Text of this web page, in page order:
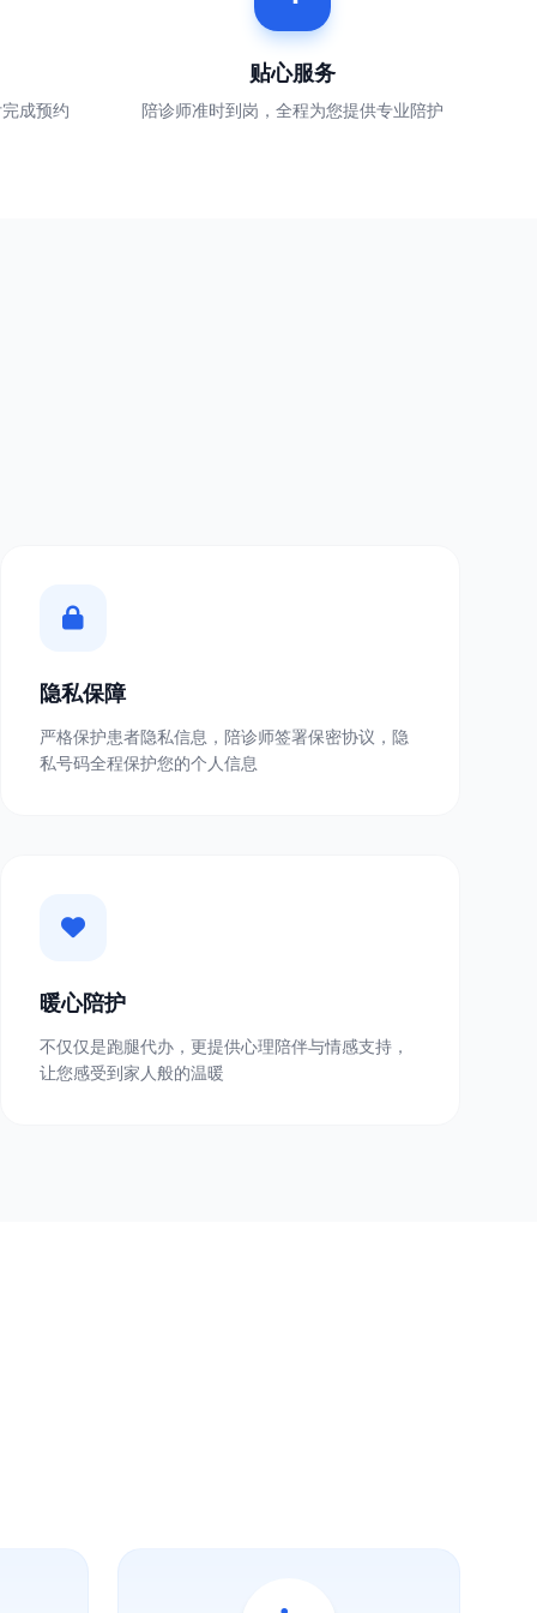
成预约
贴心服务
陪诊师准时到岗，全程为您提供专业陪护
隐私保障
严格保护患者隐私信息，陪诊师签署保密协议，隐
私号码全程保护您的个人信息
暖心陪护
不仅仅是跑腿代办，更提供心理陪伴与情感支持，
让您感受到家人般的温暖